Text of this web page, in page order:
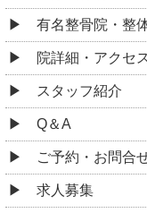
有名整骨院・整
院詳細・アクセ
スタッフ紹介
Q＆A
ご予約・お問合
求人募集